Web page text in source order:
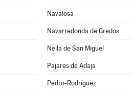
Navalosa
Navarredonda de Gredos
Neila de San Miguel
Pajares de Adaja
Pedro-Rodríguez